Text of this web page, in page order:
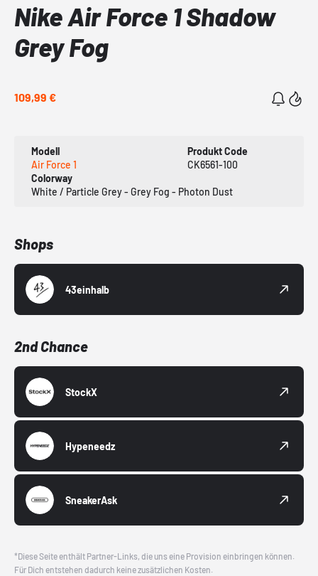
Nike Air Force 1 Shadow
Grey Fog
109,99 €
Modell
Air Force 1
Produkt Code
CK6561-100
Colorway
White / Particle Grey - Grey Fog - Photon Dust
Shops
43einhalb
2nd Chance
StockX
Hypeneedz
SneakerAsk
*Diese Seite enthält Partner-Links, die uns eine Provision einbringen können.
Für Dich entstehen dadurch keine zusätzlichen Kosten.